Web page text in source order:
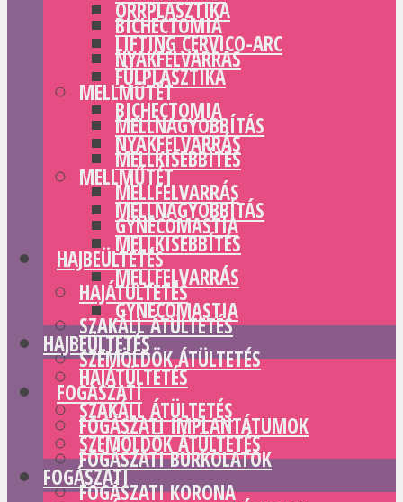
BICHECTOMIA
NYAKFELVARRÁS
MELLMŰTÉT
MELLNAGYOBBÍTÁS
MELLKISEBBÍTÉS
MELLFELVARRÁS
GYNECOMASTIA
HAJBEÜLTETÉS
HAJÁTÜLTETÉS
SZAKÁLL ÁTÜLTETÉS
SZEMÖLDÖK ÁTÜLTETÉS
FOGÁSZATI
FOGÁSZATI IMPLANTÁTUMOK
FOGÁSZATI BURKOLATOK
FOGÁSZATI KORONA
ORRPLASZTIKA
LIFTING CERVICO-ARC
FÜLPLASZTIKA
BICHECTOMIA
NYAKFELVARRÁS
MELLMŰTÉT
MELLNAGYOBBÍTÁS
MELLKISEBBÍTÉS
MELLFELVARRÁS
GYNECOMASTIA
HAJBEÜLTETÉS
HAJÁTÜLTETÉS
SZAKÁLL ÁTÜLTETÉS
SZEMÖLDÖK ÁTÜLTETÉS
FOGÁSZATI